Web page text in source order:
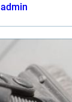
admin